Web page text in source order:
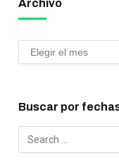
Archivo
Buscar por